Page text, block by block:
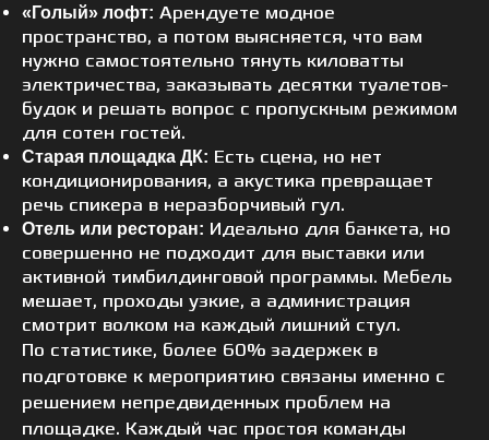
«Голый» лофт: Арендуете модное
пространство, а потом выясняется, что вам
нужно самостоятельно тянуть киловатты
электричества, заказывать десятки туалетов-
будок и решать вопрос с пропускным режимом
для сотен гостей.
Старая площадка ДК: Есть сцена, но нет
кондиционирования, а акустика превращает
речь спикера в неразборчивый гул.
Отель или ресторан: Идеально для банкета, но
совершенно не подходит для выставки или
активной тимбилдинговой программы. Мебель
мешает, проходы узкие, а администрация
смотрит волком на каждый лишний стул.
По статистике, более 60% задержек в
подготовке к мероприятию связаны именно с
решением непредвиденных проблем на
площадке. Каждый час простоя команды